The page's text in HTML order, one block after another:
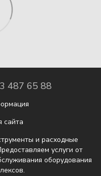
487 65 88
сайта
и расходные
услуги от
оборудования